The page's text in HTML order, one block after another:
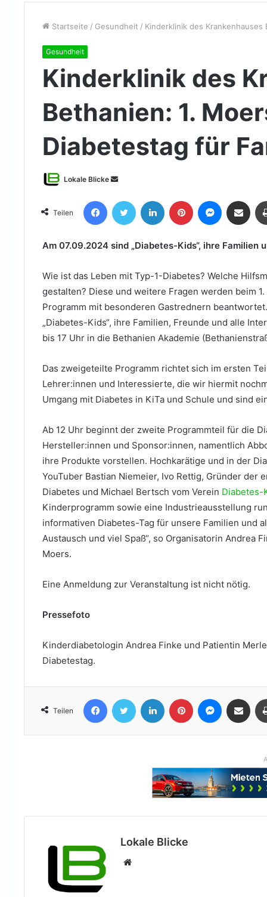
Startseite / Gesundheit / Kinderklinik des
Gesundheit
Kinderklinik des
Bethanien: 1.
Diabetestag für
Lokale Blicke
Sende
eine
E-
Teilen
FacebookTwitter LinkedIn Pinterest Messenger
Teile per E-Mail
Am 07.09.2024 sind „Diabetes-Kids“, ihre
Wie ist das Leben mit Typ-1-Diabetes? Welche
gestalten? Diese und weitere Fragen werden beim
Programm mit besonderen Gastrednern
„Diabetes-Kids“, ihre Familien, Freunde und alle
bis 17 Uhr in die Bethanien Akademie
Das zweigeteilte Programm richtet sich im ersten
Lehrer:innen und Interessierte, die wir hiermit
Umgang mit Diabetes in KiTa und Schule und sind
Ab 12 Uhr beginnt der zweite Programmteil für die
Hersteller:innen und Sponsor:innen, namentlich
ihre Produkte vorstellen. Hochkarätige und in der
YouTuber Bastian Niemeier, Ivo Rettig, Gründer der
Diabetes und Michael Bertsch vom Verein Diabetes-
Kinderprogramm sowie eine Industrieausstellung
informativen Diabetes-Tag für unsere Familien und
Austausch und viel Spaß“, so Organisatorin Andrea
Moers.
Eine Anmeldung zur Veranstaltung ist nicht nötig.
Pressefoto
Kinderdiabetologin Andrea Finke und Patientin
Diabetestag.
Teilen
FacebookTwitter LinkedIn Pinterest Messenger
Teile per E-Mail
Lokale Blicke
Webseite